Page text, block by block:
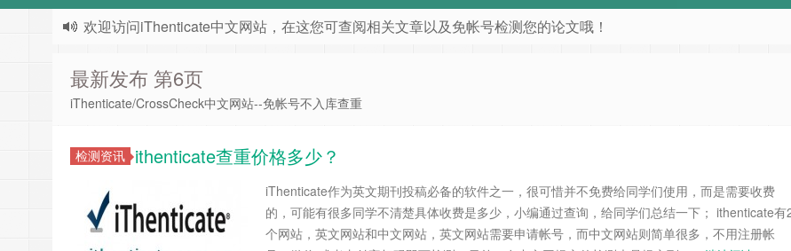
欢迎访问iThenticate中文网站，在这您可查阅相关文章以及免帐号检测您的论文哦！
最新发布 第6页
iThenticate/CrossCheck中文网站--免帐号不入库查重
检测资讯 ithenticate查重价格多少？
iThenticate作为英文期刊投稿必备的软件之一，很可惜并不免费给同学们使用，而是需要收费
的，可能有很多同学不清楚具体收费是多少，小编通过查询，给同学们总结一下； ithenticate有
个网站，英文网站和中文网站，英文网站需要申请帐号，而中文网站则简单很多，不用注册帐